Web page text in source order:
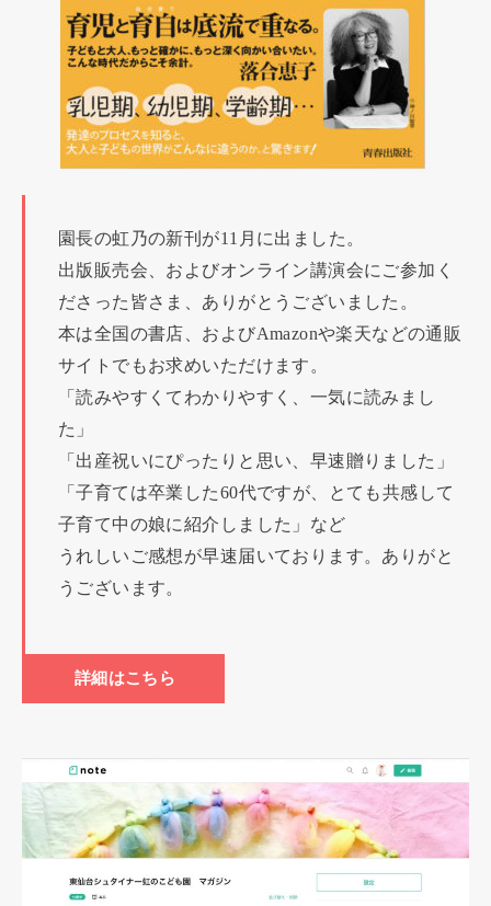
園長の虹乃の新刊が11月に出ました。
出版販売会、およびオンライン講演会にご参加く
ださった皆さま、ありがとうございました。
本は全国の書店、およびAmazonや楽天などの通販
サイトでもお求めいただけます。
「読みやすくてわかりやすく、一気に読みまし
た」
「出産祝いにぴったりと思い、早速贈りました」
「子育ては卒業した60代ですが、とても共感して
子育て中の娘に紹介しました」など
うれしいご感想が早速届いております。ありがと
うございます。
詳細はこちら